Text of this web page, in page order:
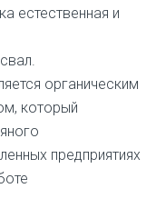
естественная и
органическим
который
предприятиях